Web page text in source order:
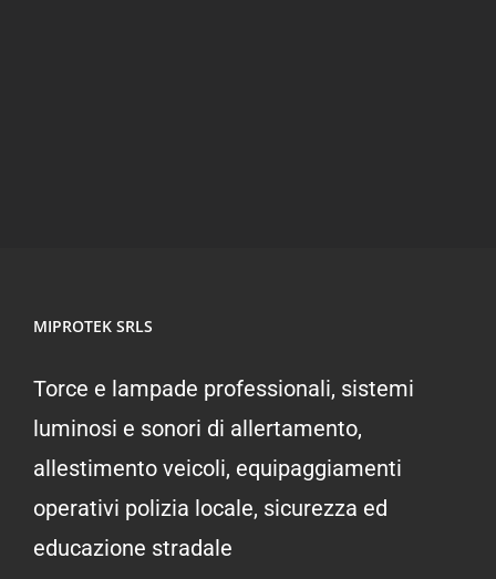
MIPROTEK SRLS
Torce e lampade professionali, sistemi
luminosi e sonori di allertamento,
allestimento veicoli, equipaggiamenti
operativi polizia locale, sicurezza ed
educazione stradale